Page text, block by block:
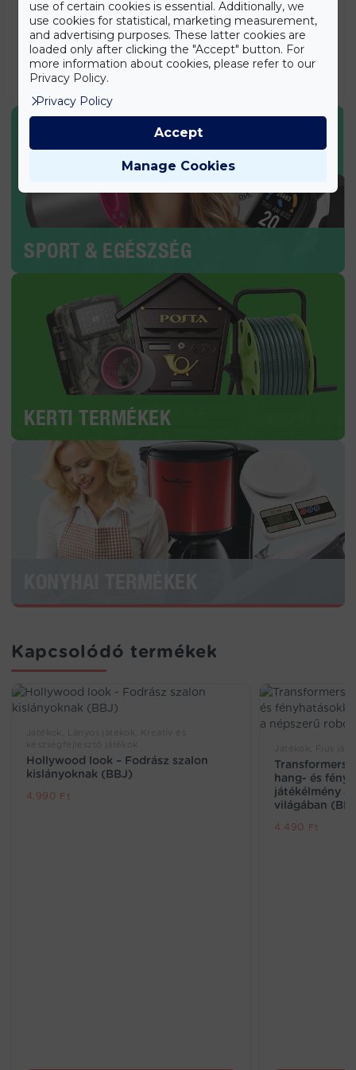
légkompresszor 1000A/2000A/2500A (BBD)
37.990Ft
Retro Kresz teszt társasjáték – közlekedési oktató
játék kicsiknek és nagyoknak (BBMJ)
5.890Ft
SPORT & EGÉSZSÉG
KERTI TERMÉKEK
Kapcsolódó termékek
Hollywood look – Fodrász szalon
kislányoknak (BBJ)
4.990 Ft
Transformers
hang- és
játékélmény a
világában
4.490 Ft
use of certain cookies is essential. Additionally, we
use cookies for statistical, marketing measurement,
and advertising purposes. These latter cookies are
loaded only after clicking the "Accept" button. For
more information about cookies, please refer to our
Privacy Policy.
Privacy Policy
Manage Cookies
Accept